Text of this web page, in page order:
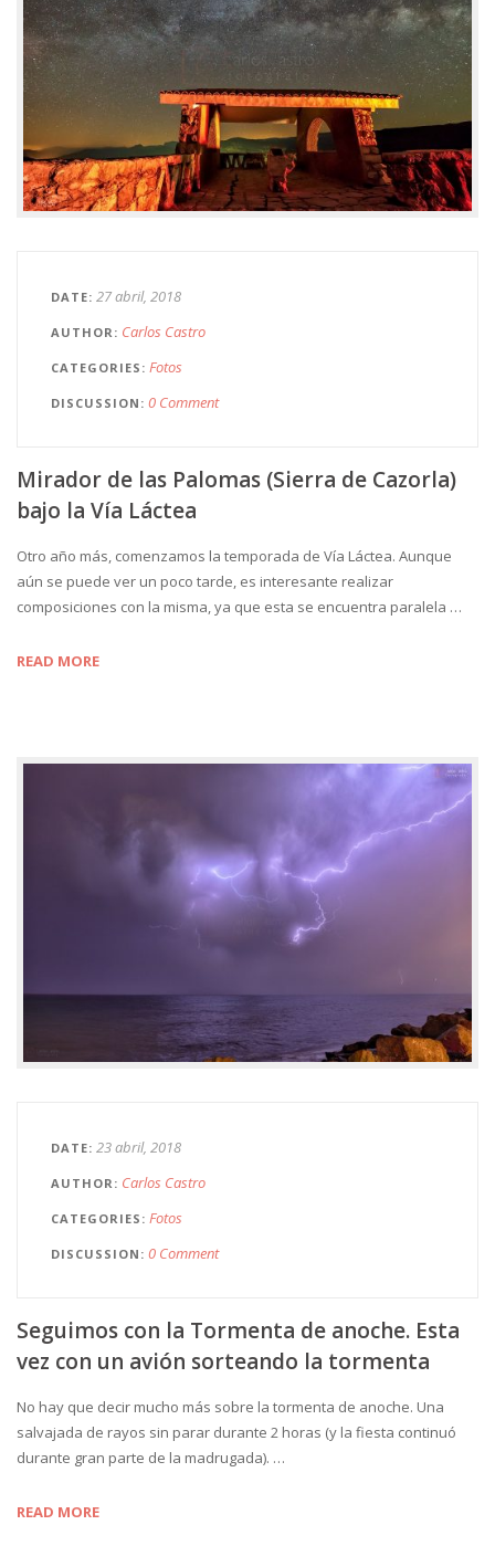
DATE 27 abril, 2018
AUTHOR Carlos Castro
CATEGORIES Fotos
DISCUSSION 0 Comment
Mirador de las Palomas (Sierra de Cazorla)
bajo la Vía Láctea
Otro año más, comenzamos la temporada de Vía Láctea. Aunque
aún se puede ver un poco tarde, es interesante realizar
composiciones con la misma, ya que esta se encuentra paralela …
READ MORE
DATE 23 abril, 2018
AUTHOR Carlos Castro
CATEGORIES Fotos
DISCUSSION 0 Comment
Seguimos con la Tormenta de anoche. Esta
vez con un avión sorteando la tormenta
No hay que decir mucho más sobre la tormenta de anoche. Una
salvajada de rayos sin parar durante 2 horas (y la fiesta continuó
durante gran parte de la madrugada). …
READ MORE